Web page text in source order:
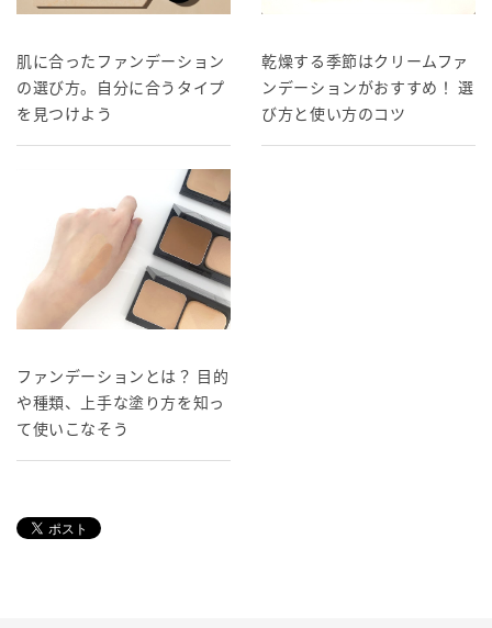
肌に合ったファンデーション
の選び方。自分に合うタイプ
を見つけよう
乾燥する季節はクリームファ
ンデーションがおすすめ！ 選
び方と使い方のコツ
ファンデーションとは？ 目的
や種類、上手な塗り方を知っ
て使いこなそう